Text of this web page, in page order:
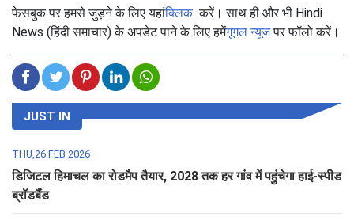
फेसबुक पर हमसे जुड़ने के लिए यहांक्लिककरें। साथ ही और भी Hindi
News (हिंदी समाचार) के अपडेट पाने के लिए हमेंगूगल न्यूजपर फॉलो करें।
JUST IN
THU,26 FEB 2026
डिजिटल हिमाचल का रोडमैप तैयार, 2028 तक हर गांव में पहुंचेगा हाई-स्पीड
ब्रॉडबैंड